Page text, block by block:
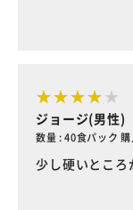
ジョージ(男性)
数量 : 40食パック 購
少し硬いところ